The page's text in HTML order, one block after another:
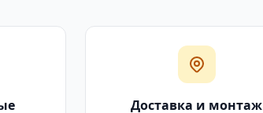
Доставка и монтаж